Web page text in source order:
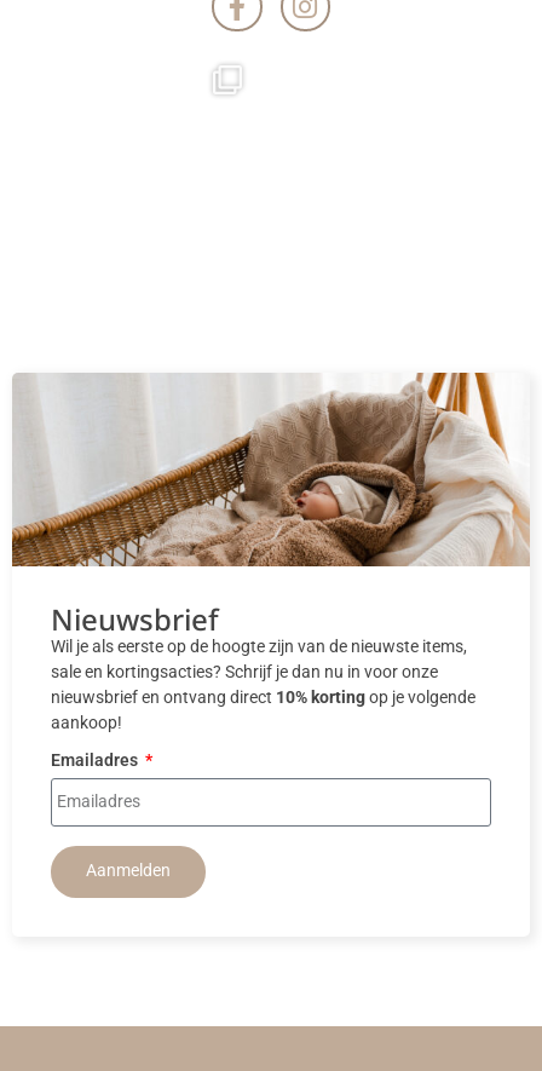
Nieuwsbrief
Wil je als eerste op de hoogte zijn van de nieuwste items,
sale en kortingsacties? Schrijf je dan nu in voor onze
nieuwsbrief en ontvang direct 10% kortingop je volgende
aankoop!
Emailadres
Aanmelden